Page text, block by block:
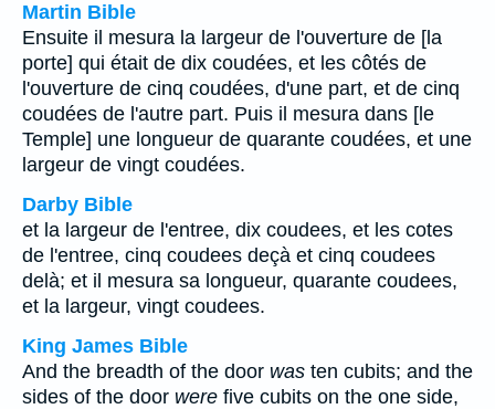
Martin Bible
Ensuite il mesura la largeur de l'ouverture de [la
porte] qui était de dix coudées, et les côtés de
l'ouverture de cinq coudées, d'une part, et de cinq
coudées de l'autre part. Puis il mesura dans [le
Temple] une longueur de quarante coudées, et une
largeur de vingt coudées.
Darby Bible
et la largeur de l'entree, dix coudees, et les cotes
de l'entree, cinq coudees deçà et cinq coudees
delà; et il mesura sa longueur, quarante coudees,
et la largeur, vingt coudees.
King James Bible
And the breadth of the door was ten cubits; and the
sides of the door were five cubits on the one side,